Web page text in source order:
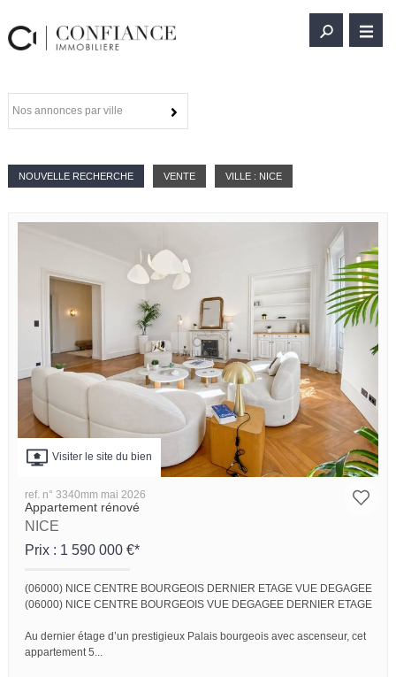
Nos annonces par ville
NOUVELLE RECHERCHE VENTE VILLE : NICE
Visiter le site du bien
ref. n° 3340mm mai 2026
Appartement rénové
NICE
Prix : 1 590 000 €*
(06000) NICE CENTRE BOURGEOIS DERNIER ETAGE VUE DEGAGEE
(06000) NICE CENTRE BOURGEOIS VUE DEGAGEE DERNIER ETAGE
Au dernier étage d’un prestigieux Palais bourgeois avec ascenseur, cet
appartement 5...